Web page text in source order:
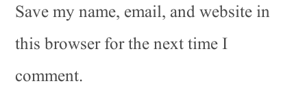
Save my name, email, and website in
this browser for the next time I
comment.